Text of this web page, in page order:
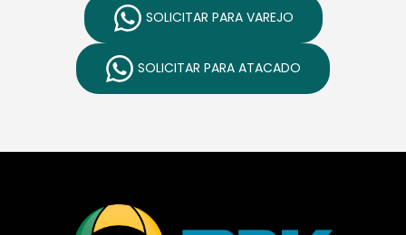
SOLICITAR PARA VAREJO
SOLICITAR PARA ATACADO